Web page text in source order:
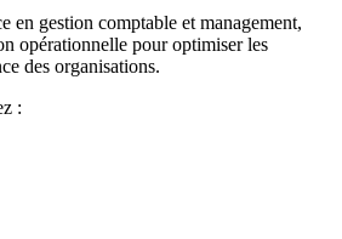
en gestion comptable et management,
opérationnelle pour optimiser les
des organisations.
: